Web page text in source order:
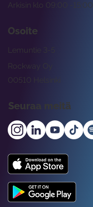
Arkisin klo 09:00 -15:00
Osoite
Rockway Oy
Lemuntie 3-5
00510 Helsinki
Seuraa meitä